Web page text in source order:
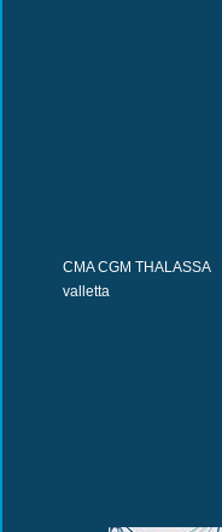
CMA CGM THALASSA
valletta